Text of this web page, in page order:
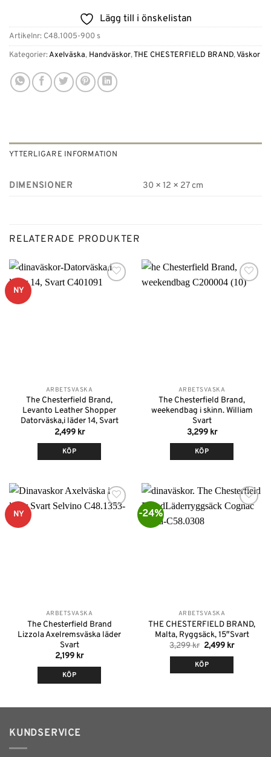
Lägg till i önskelistan
Artikelnr: C48.1005-900 s
Kategorier:Axelväska, Handväskor,THE CHESTERFIELD BRAND,Väskor
YTTERLIGARE INFORMATION
DIMENSIONER 30 × 12 × 27 cm
RELATERADE PRODUKTER
NY
ARBETSVÄSKA
The Chesterfield Brand,
Levanto Leather Shopper
Datorväska,i läder 14, Svart
2,499 kr
KÖP
Lägg till i
ARBETSVÄSKA
The Chesterfield Brand,
weekendbag i skinn. William
Svart
3,299 kr
KÖP
NY
ARBETSVÄSKA
The Chesterfield Brand
Lizzola Axelremsväska läder
Svart
2,199 kr
KÖP
-24%
Lägg till i
ARBETSVÄSKA
THE CHESTERFIELD BRAND,
Malta, Ryggsäck, 15″Svart
3,299kr Det
priset
var:
3,299 kr.
2,499 krDet
KÖP
KUNDSERVICE